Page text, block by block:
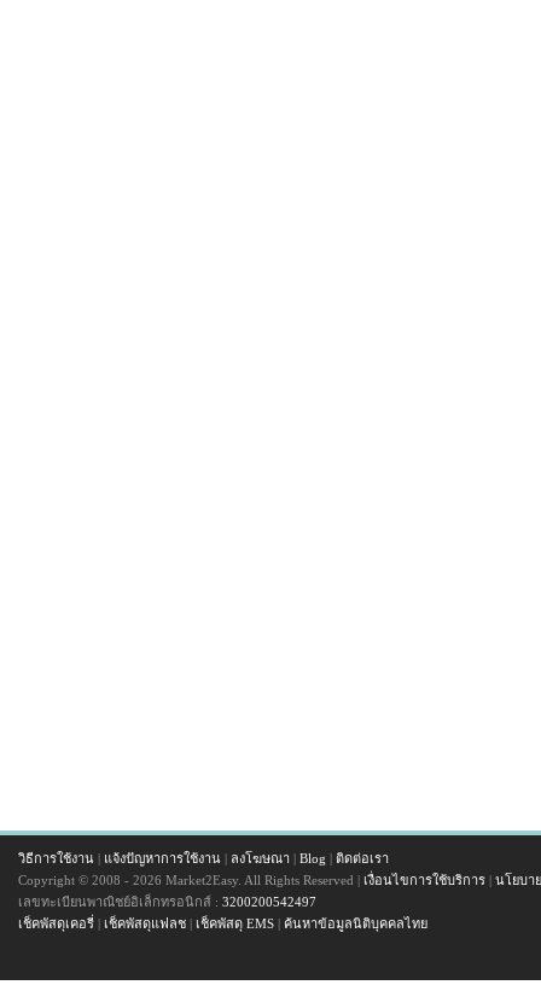
วิธีการใช้งาน | แจ้งปัญหาการใช้งาน | ลงโฆษณา | Blog | ติดต่อเรา
Copyright © 2008 - 2026 Market2Easy. All Rights Reserved | เงื่อนไขการใช้บริการ | นโยบา
เลขทะเบียนพาณิชย์อิเล็กทรอนิกส์ : 3200200542497
เช็คพัสดุเคอรี่ | เช็คพัสดุแฟลช | เช็คพัสดุ EMS | ค้นหาข้อมูลนิติบุคคลไทย